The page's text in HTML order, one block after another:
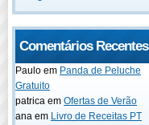
Comentários Recentes
Paulo em Panda de Peluche
Gratuito
patrica em Ofertas de Verão
ana em Livro de Receitas PT